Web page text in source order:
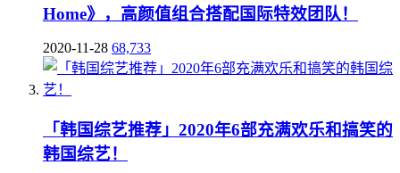
Home》，高颜值组合搭配国际特效团队！
2020-11-28 68,733
「韩国综艺推荐」2020年6部充满欢乐和搞笑的
韩国综艺！